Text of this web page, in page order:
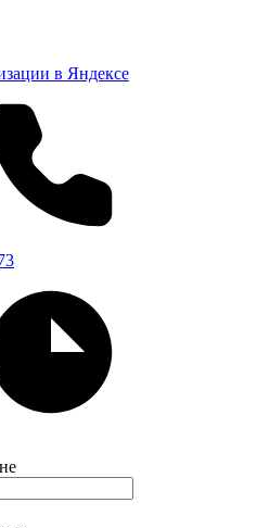
в Яндексе